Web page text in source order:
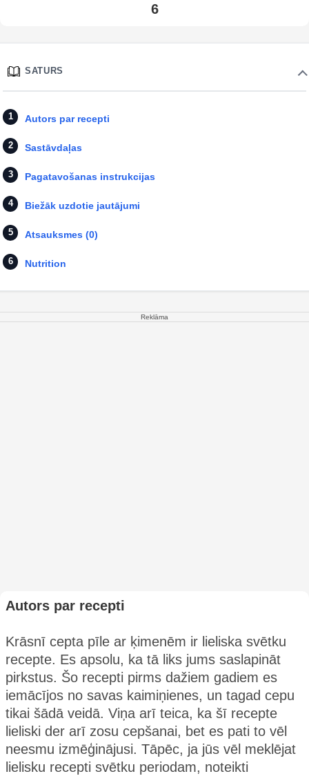
6
SATURS
Autors par recepti
Sastāvdaļas
Pagatavošanas instrukcijas
Biežāk uzdotie jautājumi
Atsauksmes (0)
Nutrition
Reklāma
Autors par recepti
Krāsnī cepta pīle ar ķimenēm ir lieliska svētku
recepte. Es apsolu, ka tā liks jums saslapināt
pirkstus. Šo recepti pirms dažiem gadiem es
iemācījos no savas kaimiņienes, un tagad cepu
tikai šādā veidā. Viņa arī teica, ka šī recepte
lieliski der arī zosu cepšanai, bet es pati to vēl
neesmu izmēģinājusi. Tāpēc, ja jūs vēl meklējat
lielisku recepti svētku periodam, noteikti